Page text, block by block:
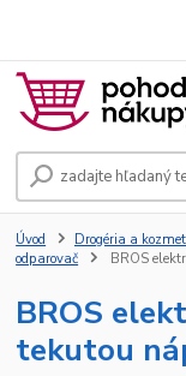
Úvod Drogéria a
odparovač
BROS
BROS
tekutou